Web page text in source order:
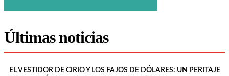
Últimas noticias
EL VESTIDOR DE CIRIO Y LOS FAJOS DE DÓLARES: UN PERITAJE